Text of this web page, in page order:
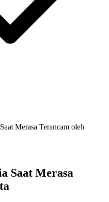
Merasa Terancam oleh
Saat Merasa